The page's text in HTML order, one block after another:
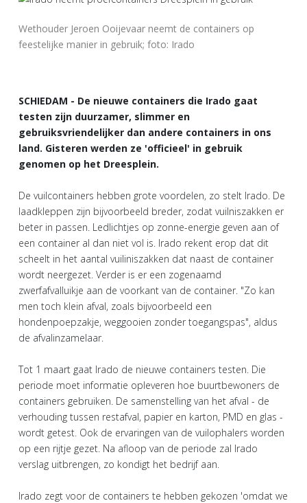
Wethouder Jeroen Ooijevaar neemt de containers op
feestelijke manier in gebruik; foto: Irado
SCHIEDAM - De nieuwe containers die Irado gaat
testen zijn duurzamer, slimmer en
gebruiksvriendelijker dan andere containers in ons
land. Gisteren werden ze 'officieel' in gebruik
genomen op het Dreesplein.
De vuilcontainers hebben grote voordelen, zo stelt Irado. De
laadkleppen zijn bijvoorbeeld breder, zodat vuilniszakken er
beter in passen. Ledlichtjes op zonne-energie geven aan of
een container al dan niet vol is. Irado rekent erop dat dit
scheelt in het aantal vuiliniszakken dat naast de container
wordt neergezet. Verder is er een zogenaamd
zwerfafvalluikje aan de voorkant van de container. "Zo kan
men toch klein afval, zoals bijvoorbeeld een
hondenpoepzakje, weggooien zonder toegangspas", aldus
de afvalinzamelaar.
Tot 1 maart gaat Irado de nieuwe containers testen. Die
periode moet informatie opleveren hoe buurtbewoners de
containers gebruiken. De samenstelling van het afval - de
verhouding tussen restafval, papier en karton, PMD en glas -
wordt getest. Ook de ervaringen van de vuilophalers worden
op een rijtje gezet. Na afloop van de periode zal Irado
verslag uitbrengen, zo kondigt het bedrijf aan.
Irado zegt voor de containers te hebben gekozen 'omdat we